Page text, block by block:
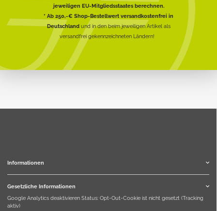
jeweiligen EU-Mitgliedsstaates berechnen.
* Ab 250,-€ Shop-Bestellwert versandkostenfrei in
Deutschlandund in den beim jeweiligen Artikel als
versandfrei gekennzeichneten Ländern!
Informationen
Gesetzliche Informationen
Google Analytics deaktivieren Status: Opt-Out-Cookie ist nicht gesetzt (Tracking
aktiv)